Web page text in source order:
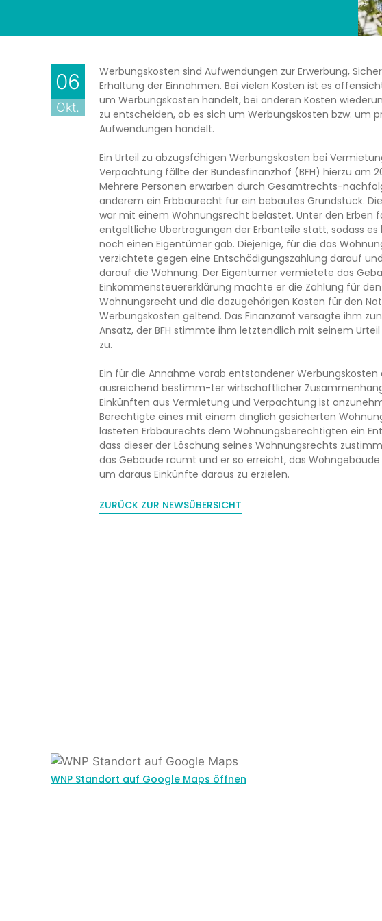
06
Okt.
Werbungskosten sind Aufwendungen zur Erwerbung,
Erhaltung der Einnahmen. Bei vielen Kosten ist es
um Werbungskosten handelt, bei anderen Kosten
zu entscheiden, ob es sich um Werbungskosten bzw. um
Aufwendungen handelt.
Ein Urteil zu abzugsfähigen Werbungskosten bei
Verpachtung fällte der Bundesfinanzhof (BFH) hierzu am
Mehrere Personen erwarben durch Gesamtrechts-
anderem ein Erbbaurecht für ein bebautes Grundstück.
war mit einem Wohnungsrecht belastet. Unter den Erben
entgeltliche Übertragungen der Erbanteile statt, sodass
noch einen Eigentümer gab. Diejenige, für die das
verzichtete gegen eine Entschädigungszahlung darauf
darauf die Wohnung. Der Eigentümer vermietete das
Einkommensteuererklärung machte er die Zahlung für
Wohnungsrecht und die dazugehörigen Kosten für den
Werbungskosten geltend. Das Finanzamt versagte ihm
Ansatz, der BFH stimmte ihm letztendlich mit seinem Urteil
zu.
Ein für die Annahme vorab entstandener Werbungskosten
ausreichend bestimm-ter wirtschaftlicher
Einkünften aus Vermietung und Verpachtung ist
Berechtigte eines mit einem dinglich gesicherten
lasteten Erbbaurechts dem Wohnungsberechtigten ein
dass dieser der Löschung seines Wohnungsrechts
das Gebäude räumt und er so erreicht, das
um daraus Einkünfte daraus zu erzielen.
ZURÜCK ZUR NEWSÜBERSICHT
WNP Standort auf Google Maps öffnen